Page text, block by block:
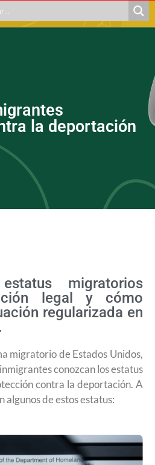
la deportación
migratorios
legal y cómo
regularizada en
migratorio de Estados Unidos,
conozcan los estatus
contra la deportación. A
algunos de estos estatus:​